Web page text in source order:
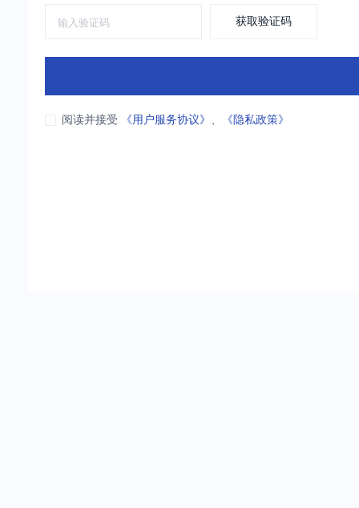
获取验证码
阅读并接受 《用户服务协议》 、 《隐私政策》